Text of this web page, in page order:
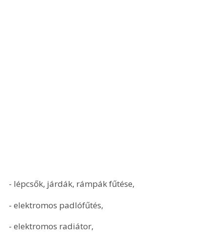
- lépcsők, járdák, rámpák fűtése,
- elektromos padlófűtés,
- elektromos radiátor,